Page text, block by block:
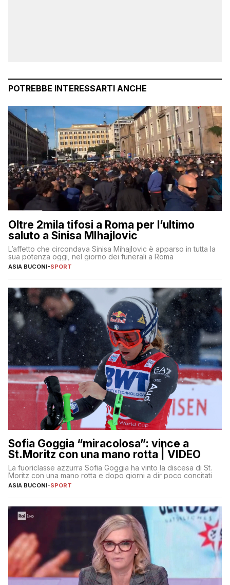
POTREBBE INTERESSARTI ANCHE
Oltre 2mila tifosi a Roma per l’ultimo
saluto a Sinisa MIhajlovic
L’affetto che circondava Sinisa Mihajlovic è apparso in tutta la
sua potenza oggi, nel giorno dei funerali a Roma
ASIA BUCONI-SPORT
Sofia Goggia “miracolosa”: vince a
St.Moritz con una mano rotta | VIDEO
La fuoriclasse azzurra Sofia Goggia ha vinto la discesa di St.
Moritz con una mano rotta e dopo giorni a dir poco concitati
ASIA BUCONI-SPORT